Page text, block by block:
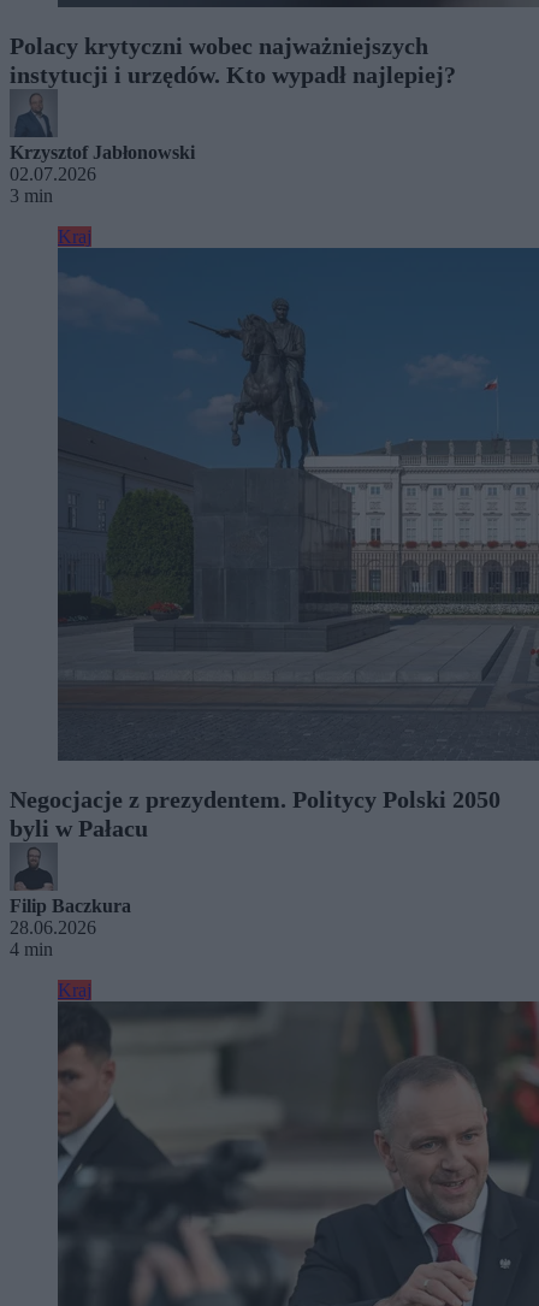
Polacy krytyczni wobec najważniejszych
instytucji i urzędów. Kto wypadł najlepiej?
Krzysztof Jabłonowski
02.07.2026
3 min
Kraj
Negocjacje z prezydentem. Politycy Polski 2050
byli w Pałacu
Filip Baczkura
28.06.2026
4 min
Kraj